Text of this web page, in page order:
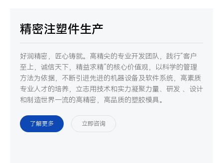
精密注塑件生产
好润精密，匠心铸就。高精尖的专业开发团队，践行“客户
至上，诚信天下，精益求精”的核心价值观，以科学的管理
方法为依据，不断引进先进的机器设备及软件系统，高素质
专业人才的培养，立志用技术和实力凝聚力量、研发 、设计
和制造世界一流的高精密，高品质的塑胶模具。
了解更多 立即咨询